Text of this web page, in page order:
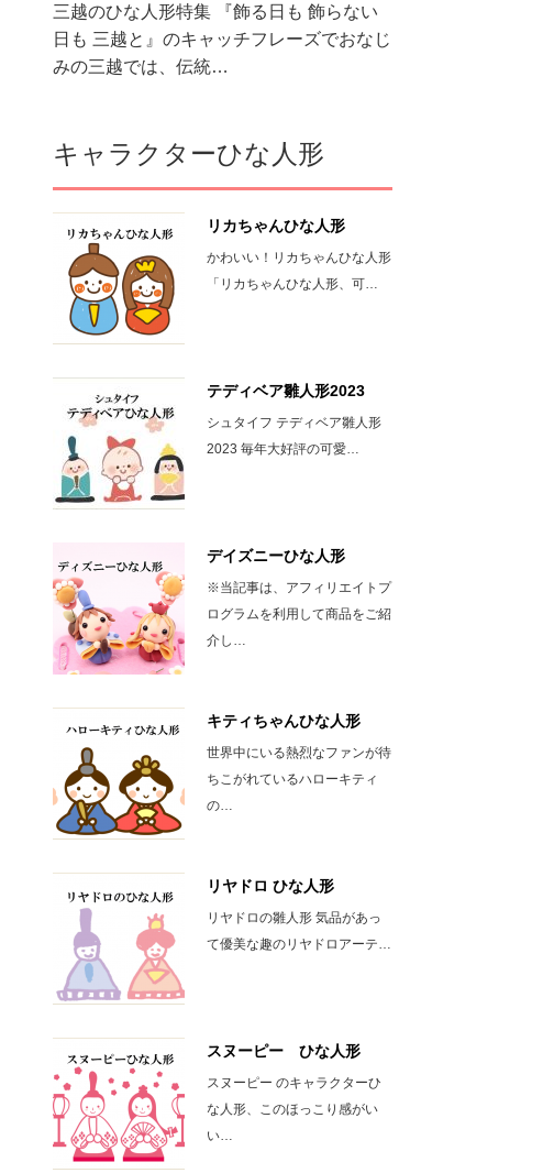
三越のひな人形特集 『飾る日も 飾らない
日も 三越と』のキャッチフレーズでおなじ
みの三越では、伝統…
キャラクターひな人形
リカちゃんひな人形
かわいい！リカちゃんひな人形
「リカちゃんひな人形、可…
テディベア雛人形2023
シュタイフ テディベア雛人形
2023 毎年大好評の可愛…
デイズニーひな人形
※当記事は、アフィリエイトプ
ログラムを利用して商品をご紹
介し…
キティちゃんひな人形
世界中にいる熱烈なファンが待
ちこがれているハローキティ
の…
リヤドロ ひな人形
リヤドロの雛人形 気品があっ
て優美な趣のリヤドロアーテ…
スヌーピー ひな人形
スヌーピー のキャラクターひ
な人形、このほっこり感がい
い…